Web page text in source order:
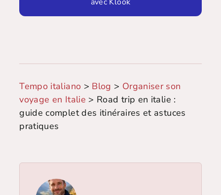
Tempo italiano > Blog > Organiser son
voyage en Italie > Road trip en italie :
guide complet des itinéraires et astuces
pratiques